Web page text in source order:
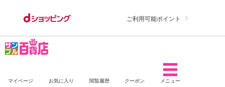
ご利用可能ポイント
マイページ お気に入り 閲覧履歴 クーポン メニュー